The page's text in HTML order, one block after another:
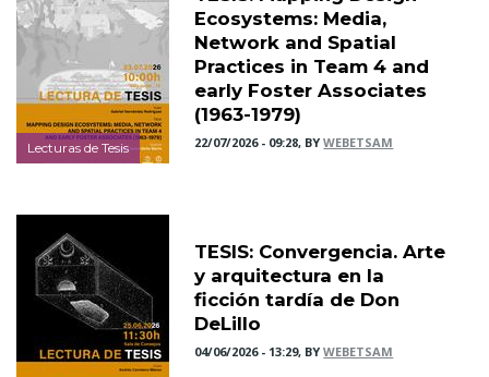
Lecturas de Tesis
Ecosystems: Media,
Network and Spatial
Practices in Team 4 and
early Foster Associates
(1963-1979)
22/07/2026 - 09:28, BYWEBETSAM
TESIS: Convergencia. Arte
y arquitectura en la
ficción tardía de Don
DeLillo
04/06/2026 - 13:29, BYWEBETSAM